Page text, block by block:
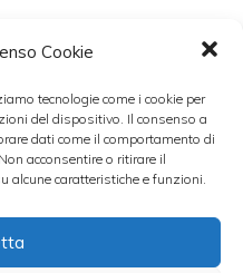
Cookie
tecnologie come i cookie per
del dispositivo. Il consenso a
dati come il comportamento di
acconsentire o ritirare il
alcune caratteristiche e funzioni.
ed aglio
dovrai aver già
lavato, ed i
e lascia cuocere il